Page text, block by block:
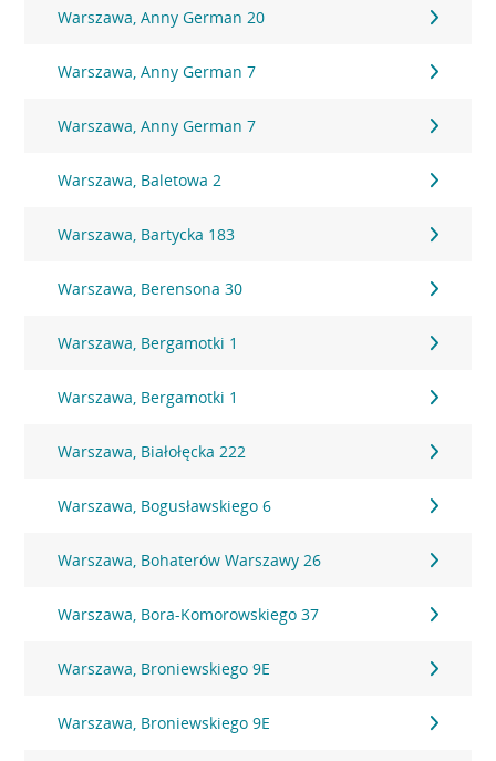
Warszawa, Anny German 20
Warszawa, Anny German 7
Warszawa, Anny German 7
Warszawa, Baletowa 2
Warszawa, Bartycka 183
Warszawa, Berensona 30
Warszawa, Bergamotki 1
Warszawa, Bergamotki 1
Warszawa, Białołęcka 222
Warszawa, Bogusławskiego 6
Warszawa, Bohaterów Warszawy 26
Warszawa, Bora-Komorowskiego 37
Warszawa, Broniewskiego 9E
Warszawa, Broniewskiego 9E